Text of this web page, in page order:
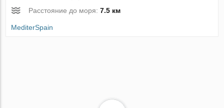
Расстояние до моря:7.5 км
MediterSpain